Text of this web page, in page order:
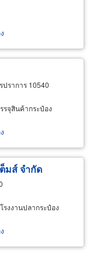
ราการ 10540
รจุสินค้ากระป๋อง
มส์ จำกัด
งงานปลากระป๋อง